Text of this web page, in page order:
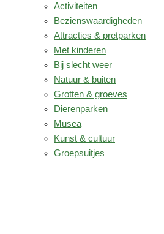
Activiteiten
Bezienswaardigheden
Attracties & pretparken
Met kinderen
Bij slecht weer
Natuur & buiten
Grotten & groeves
Dierenparken
Musea
Kunst & cultuur
Groepsuitjes